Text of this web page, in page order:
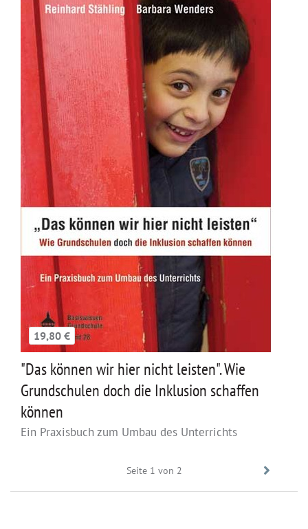
19,80 €
"Das können wir hier nicht leisten". Wie
Grundschulen doch die Inklusion schaffen
können
Ein Praxisbuch zum Umbau des Unterrichts
Seite 1 von 2